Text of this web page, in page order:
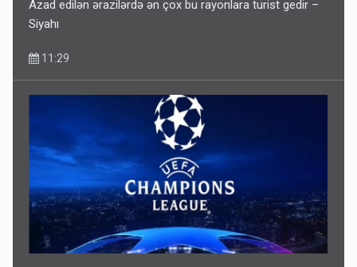
Azad edilən ərazilərdə ən çox bu rayonlara turist gedir –
Siyahı
11:29